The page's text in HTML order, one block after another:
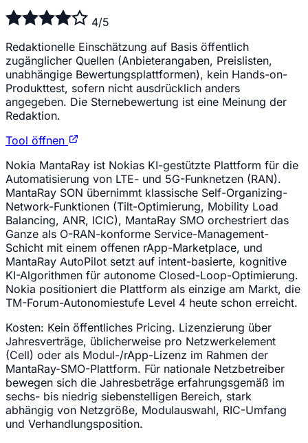
4/5
Redaktionelle Einschätzung auf Basis öffentlich
zugänglicher Quellen (Anbieterangaben, Preislisten,
unabhängige Bewertungsplattformen), kein Hands-on-
Produkttest, sofern nicht ausdrücklich anders
angegeben. Die Sternebewertung ist eine Meinung der
Redaktion.
Tool öffnen
Nokia MantaRay ist Nokias KI-gestützte Plattform für die
Automatisierung von LTE- und 5G-Funknetzen (RAN).
MantaRay SON übernimmt klassische Self-Organizing-
Network-Funktionen (Tilt-Optimierung, Mobility Load
Balancing, ANR, ICIC), MantaRay SMO orchestriert das
Ganze als O-RAN-konforme Service-Management-
Schicht mit einem offenen rApp-Marketplace, und
MantaRay AutoPilot setzt auf intent-basierte, kognitive
KI-Algorithmen für autonome Closed-Loop-Optimierung.
Nokia positioniert die Plattform als einzige am Markt, die
TM-Forum-Autonomiestufe Level 4 heute schon erreicht.
Kosten: Kein öffentliches Pricing. Lizenzierung über
Jahresverträge, üblicherweise pro Netzwerkelement
(Cell) oder als Modul-/rApp-Lizenz im Rahmen der
MantaRay-SMO-Plattform. Für nationale Netzbetreiber
bewegen sich die Jahresbeträge erfahrungsgemäß im
sechs- bis niedrig siebenstelligen Bereich, stark
abhängig von Netzgröße, Modulauswahl, RIC-Umfang
und Verhandlungsposition.